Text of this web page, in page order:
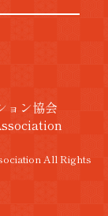
ョン協会
All Rights